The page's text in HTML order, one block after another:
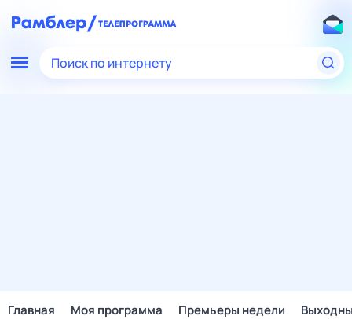
Поиск по интернету
Главная Моя программа Премьеры недели